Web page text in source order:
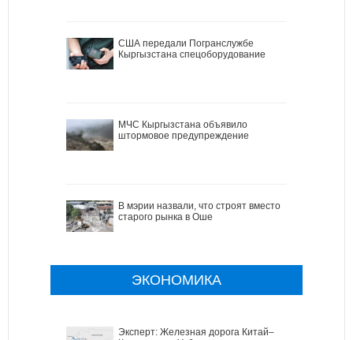
США передали Погранслужбе
Кыргызстана спецоборудование
МЧС Кыргызстана объявило
штормовое предупреждение
В мэрии назвали, что строят вместо
старого рынка в Оше
ЭКОНОМИКА
Эксперт: Железная дорога Китай–